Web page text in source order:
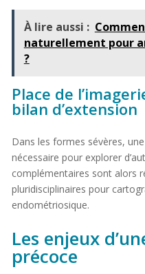
À lire aussi :
naturellement pour
?
Place de
bilan d’extension
Dans les formes sévères,
nécessaire pour explorer
complémentaires sont alors
pluridisciplinaires pour
endométriosique.
Les enjeux
précoce